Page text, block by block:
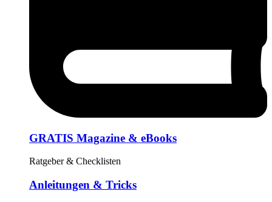
GRATIS Magazine & eBooks
Ratgeber & Checklisten
Anleitungen & Tricks